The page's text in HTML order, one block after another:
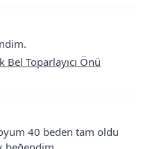
Bel Toparlayıcı Önü
40 beden tam oldu